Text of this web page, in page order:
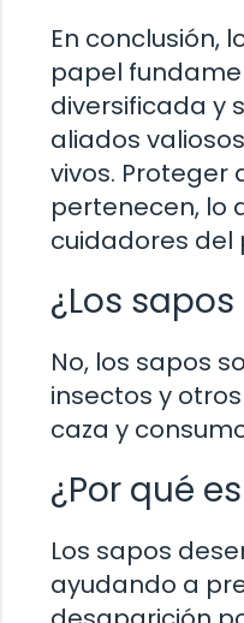
En conclusión,
papel
diversificada y
aliados
vivos.
pertenecen, lo
cuidadores del
¿Los
No, los sapos
insectos y
caza y
¿Por qué
Los sapos
ayudando a